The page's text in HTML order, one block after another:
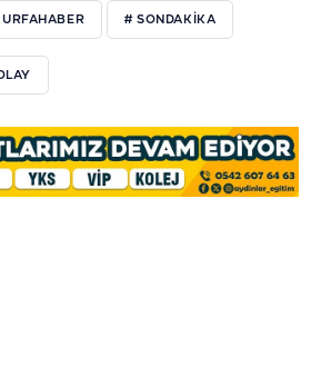
# SONDAKİKA